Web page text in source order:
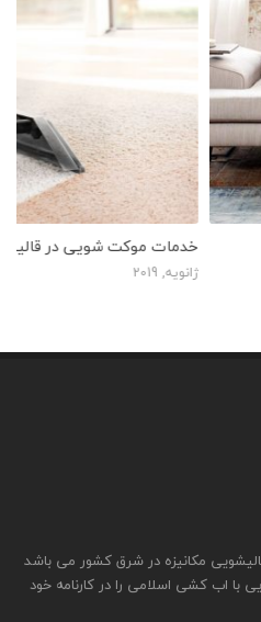
شاهد مشهد
مکانیزه در شرق کشور می باشد
با اب کشی اسلامی را در کارنامه خود